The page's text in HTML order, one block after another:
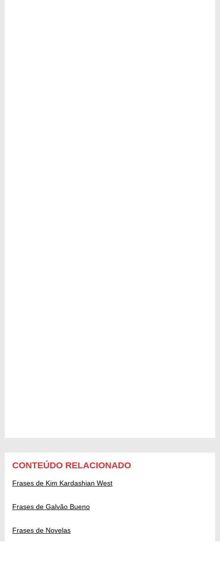
CONTEÚDO RELACIONADO
Frases de Kim Kardashian West
Frases de Galvão Bueno
Frases de Novelas